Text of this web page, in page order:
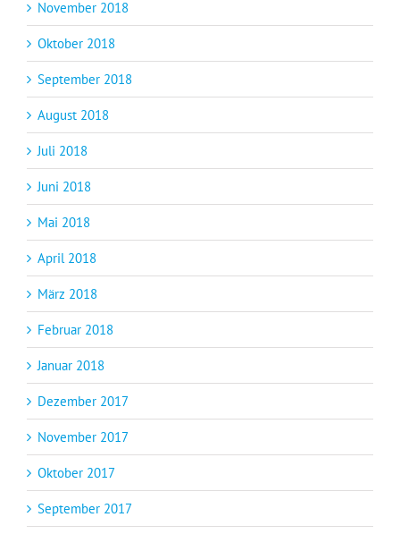
November 2018
Oktober 2018
September 2018
August 2018
Juli 2018
Juni 2018
Mai 2018
April 2018
März 2018
Februar 2018
Januar 2018
Dezember 2017
November 2017
Oktober 2017
September 2017